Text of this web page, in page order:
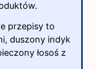
przepisy to
duszony indyk
łosoś z